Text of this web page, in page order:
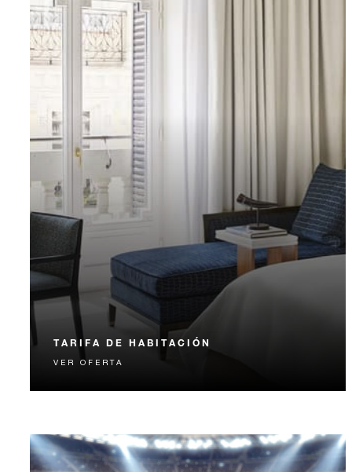
TARIFA DE HABITACIÓN
La mejor tarifa de habitación disponible, garantizada.
VER OFERTA